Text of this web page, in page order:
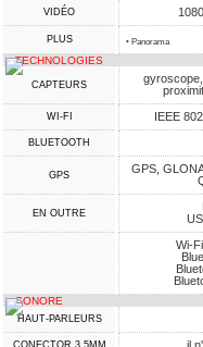
VIDÉO
PLUS • Panorama
TECHNOLOGIES
CAPTEURS
WI-FI IEEE
BLUETOOTH
GPS
GPS,
EN OUTRE
Wi-
SONORE
HAUT-PARLEURS
CONECTOR 3,5MM